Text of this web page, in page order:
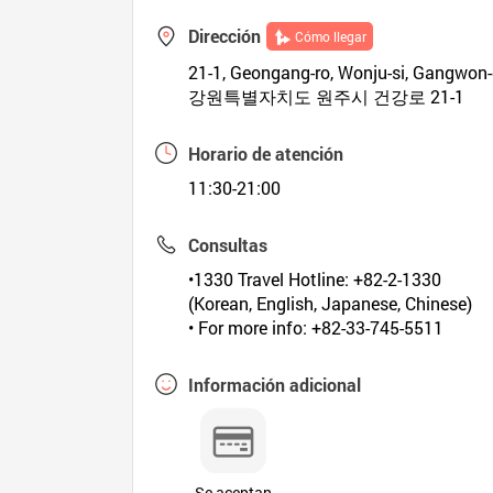
Dirección Cómo llegar
21-1, Geongang-ro, Wonju-si,
강원특별자치도 원주시 건강로 21-1
Horario de atención
11:30-21:00
Consultas
•1330 Travel Hotline: +82-2-1330
(Korean, English, Japanese, Chinese)
• For more info: +82-33-745-5511
Información adicional